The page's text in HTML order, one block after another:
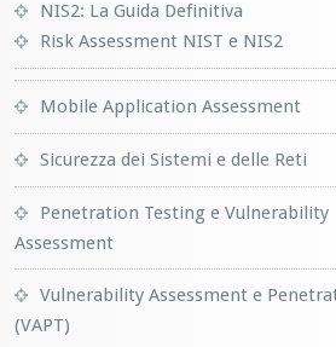
NIS2: La Guida Definitiva
Risk Assessment NIST e NIS2
Mobile Application Assessment
Sicurezza dei Sistemi e delle Reti
Penetration Testing e Vulnerability
Assessment
Vulnerability Assessment e
(VAPT)